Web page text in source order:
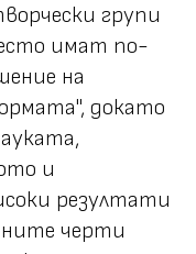
групи
имат по-
на
докато
и
резултати
черти